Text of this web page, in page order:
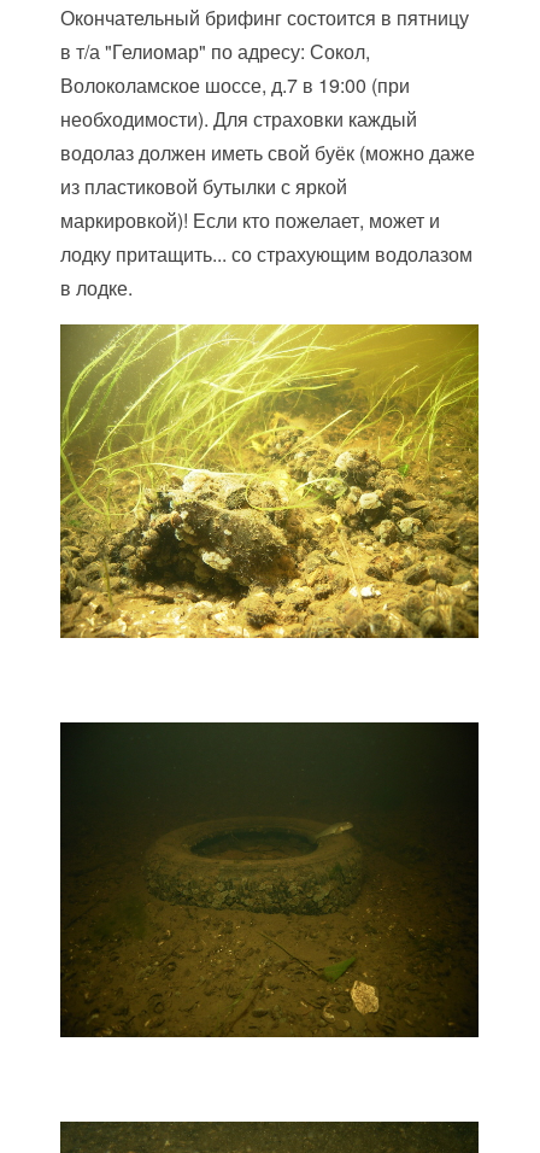
Окончательный брифинг состоится в пятницу
в т/а "Гелиомар" по адресу: Сокол,
Волоколамское шоссе, д.7 в 19:00 (при
необходимости). Для страховки каждый
водолаз должен иметь свой буёк (можно даже
из пластиковой бутылки с яркой
маркировкой)! Если кто пожелает, может и
лодку притащить... со страхующим водолазом
в лодке.